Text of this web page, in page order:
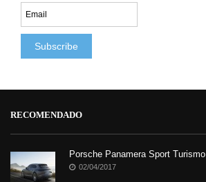
RECOMENDADO
Porsche Panamera Sport Turismo
02/04/2017